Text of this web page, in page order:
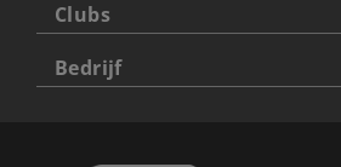
Clubs
Bedrijf